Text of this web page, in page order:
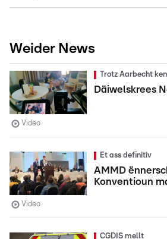
Weider News
Trotz Aarbecht
Däiwelskrees
Video
Et ass definitiv
AMMD
Konventioun
Video
CGDIS mellt